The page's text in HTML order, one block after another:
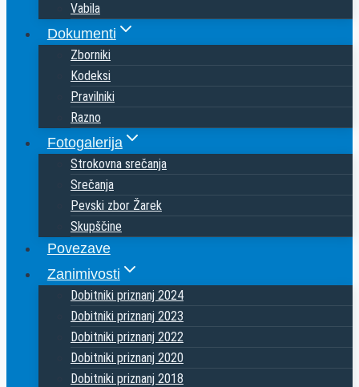
Vabila
Dokumenti
Zborniki
Kodeksi
Pravilniki
Razno
Fotogalerija
Strokovna srečanja
Srečanja
Pevski zbor Žarek
Skupščine
Povezave
Zanimivosti
Dobitniki priznanj 2024
Dobitniki priznanj 2023
Dobitniki priznanj 2022
Dobitniki priznanj 2020
Dobitniki priznanj 2018